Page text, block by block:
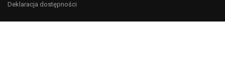
Deklaracja dostępności